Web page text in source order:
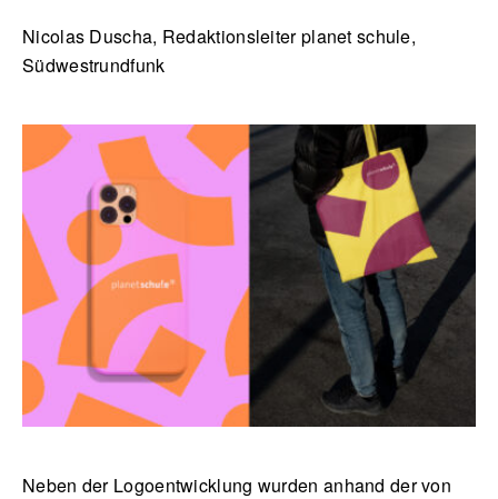
Nicolas Duscha, Redaktionsleiter planet schule,
Südwestrundfunk
Neben der Logoentwicklung wurden anhand der von